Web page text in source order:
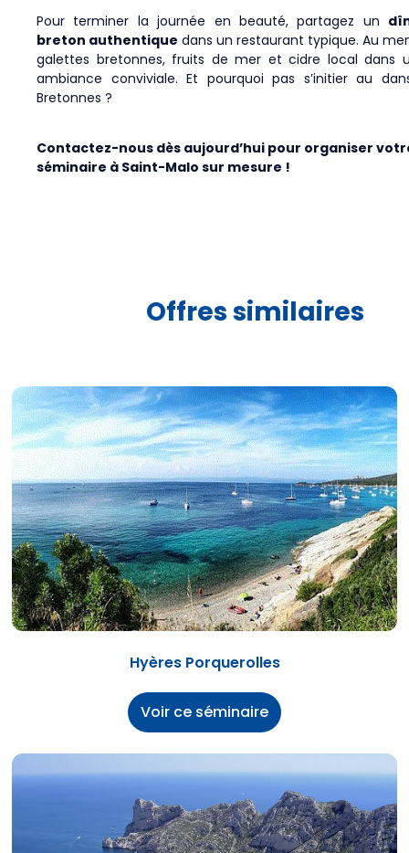
Pour terminer la journée en beauté, partagez un
breton authentique dans un restaurant typique. Au
galettes bretonnes, fruits de mer et cidre local dans
ambiance conviviale. Et pourquoi pas s’initier au
Bretonnes ?
Contactez-nous dès aujourd’hui pour organiser
séminaire à Saint-Malo sur mesure !
Offres similaires
Hyères Porquerolles
Voir ce séminaire